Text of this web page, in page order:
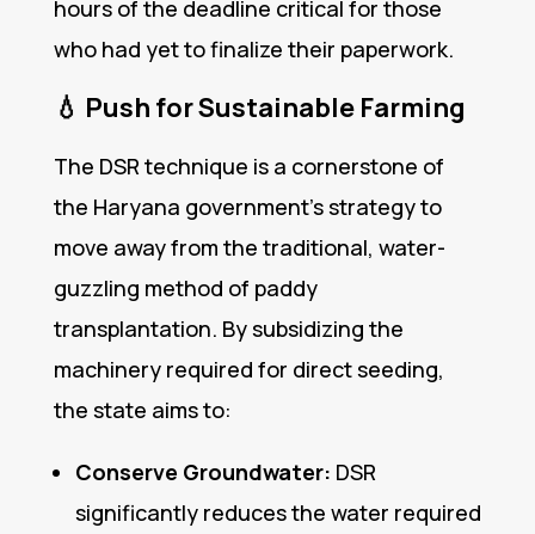
hours of the deadline critical for those
who had yet to finalize their paperwork.
💧 Push for Sustainable Farming
The DSR technique is a cornerstone of
the Haryana government’s strategy to
move away from the traditional, water-
guzzling method of paddy
transplantation. By subsidizing the
machinery required for direct seeding,
the state aims to:
Conserve Groundwater: DSR
significantly reduces the water required